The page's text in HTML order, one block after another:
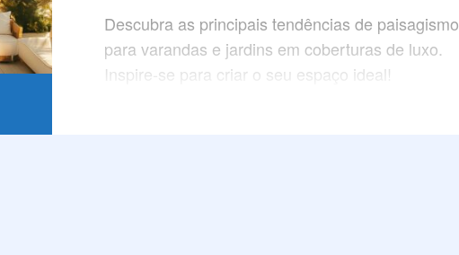
Descubra as principais tendências de paisagismo
para varandas e jardins em coberturas de luxo.
Inspire-se para criar o seu espaço ideal!